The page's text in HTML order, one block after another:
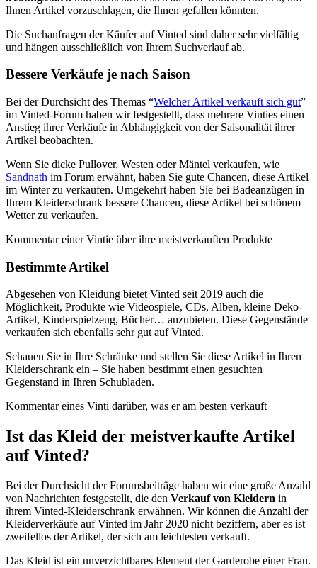
Ihnen Artikel vorzuschlagen, die Ihnen gefallen könnten.
Die Suchanfragen der Käufer auf Vinted sind daher sehr vielfältig
und hängen ausschließlich von Ihrem Suchverlauf ab.
Bessere Verkäufe je nach Saison
Bei der Durchsicht des Themas “Welcher Artikel verkauft sich gut”
im Vinted-Forum haben wir festgestellt, dass mehrere Vinties einen
Anstieg ihrer Verkäufe in Abhängigkeit von der Saisonalität ihrer
Artikel beobachten.
Wenn Sie dicke Pullover, Westen oder Mäntel verkaufen, wie
Sandnath im Forum erwähnt, haben Sie gute Chancen, diese Artikel
im Winter zu verkaufen. Umgekehrt haben Sie bei Badeanzügen in
Ihrem Kleiderschrank bessere Chancen, diese Artikel bei schönem
Wetter zu verkaufen.
Kommentar einer Vintie über ihre meistverkauften Produkte
Bestimmte Artikel
Abgesehen von Kleidung bietet Vinted seit 2019 auch die
Möglichkeit, Produkte wie Videospiele, CDs, Alben, kleine Deko-
Artikel, Kinderspielzeug, Bücher… anzubieten. Diese Gegenstände
verkaufen sich ebenfalls sehr gut auf Vinted.
Schauen Sie in Ihre Schränke und stellen Sie diese Artikel in Ihren
Kleiderschrank ein – Sie haben bestimmt einen gesuchten
Gegenstand in Ihren Schubladen.
Kommentar eines Vinti darüber, was er am besten verkauft
Ist das Kleid der meistverkaufte Artikel
auf Vinted?
Bei der Durchsicht der Forumsbeiträge haben wir eine große Anzahl
von Nachrichten festgestellt, die den Verkauf von Kleidern in
ihrem Vinted-Kleiderschrank erwähnen. Wir können die Anzahl der
Kleiderverkäufe auf Vinted im Jahr 2020 nicht beziffern, aber es ist
zweifellos der Artikel, der sich am leichtesten verkauft.
Das Kleid ist ein unverzichtbares Element der Garderobe einer Frau.